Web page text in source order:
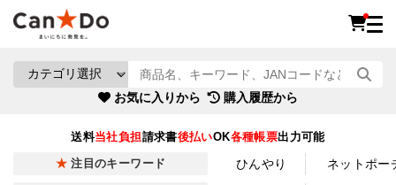
お気に入りから 購入履歴から
送料当社負担請求書後払いOK各種帳票出力可能
注目のキーワード ひんやり ネットポー